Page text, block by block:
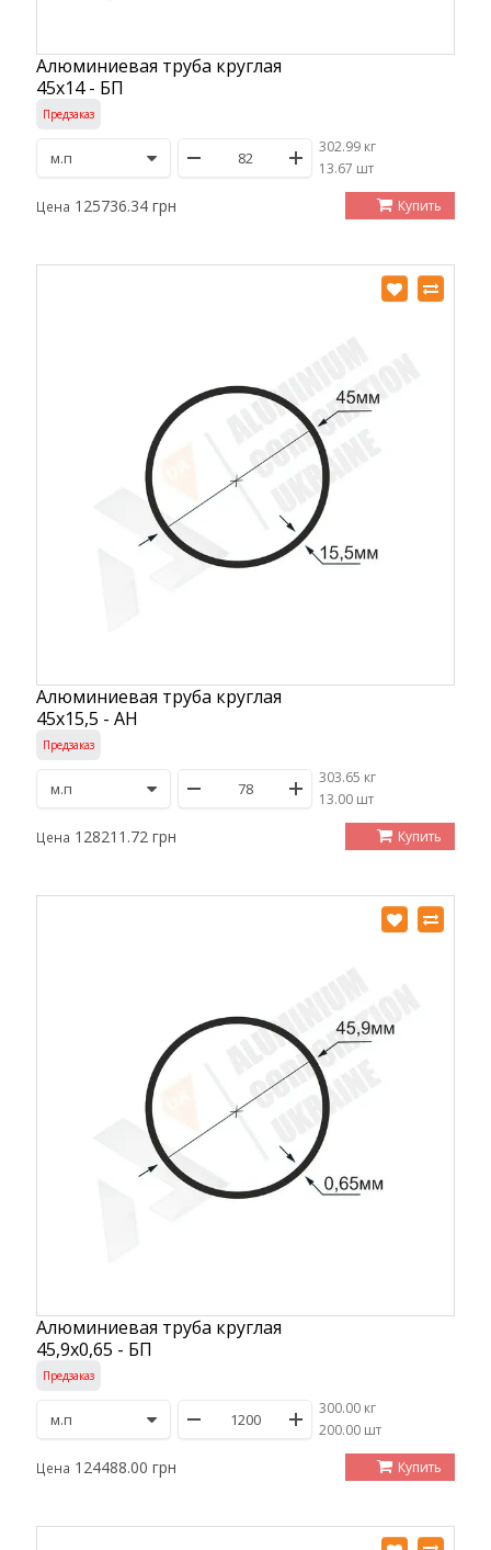
Алюминиевая труба круглая
45х14 - БП
Предзаказ
302.99 кг
/13.67 шт
Цена 125736.34 грн Купить
Алюминиевая труба круглая
45х15,5 - АН
Предзаказ
303.65 кг
/13.00 шт
Цена 128211.72 грн Купить
Алюминиевая труба круглая
45,9х0,65 - БП
Предзаказ
300.00 кг
/200.00 шт
Цена 124488.00 грн Купить